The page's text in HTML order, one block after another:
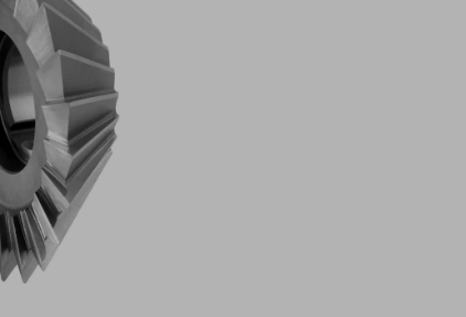
ISO 9001:2015
le catalogue